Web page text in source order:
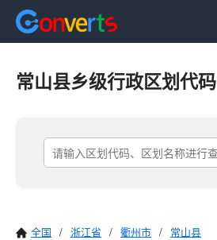
常山县乡级行政区划代码
全国 / 浙江省 / 衢州市 / 常山县